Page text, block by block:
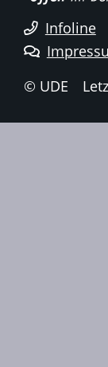
Infoline
© UDE